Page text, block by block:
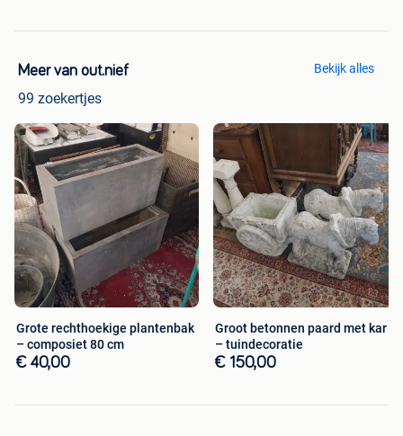
Meer van out.nief
99 zoekertjes
Bekijk alles
Grote rechthoekige plantenbak
– composiet 80 cm
€ 40,00
Groot betonnen paard met kar
– tuindecoratie
€ 150,00